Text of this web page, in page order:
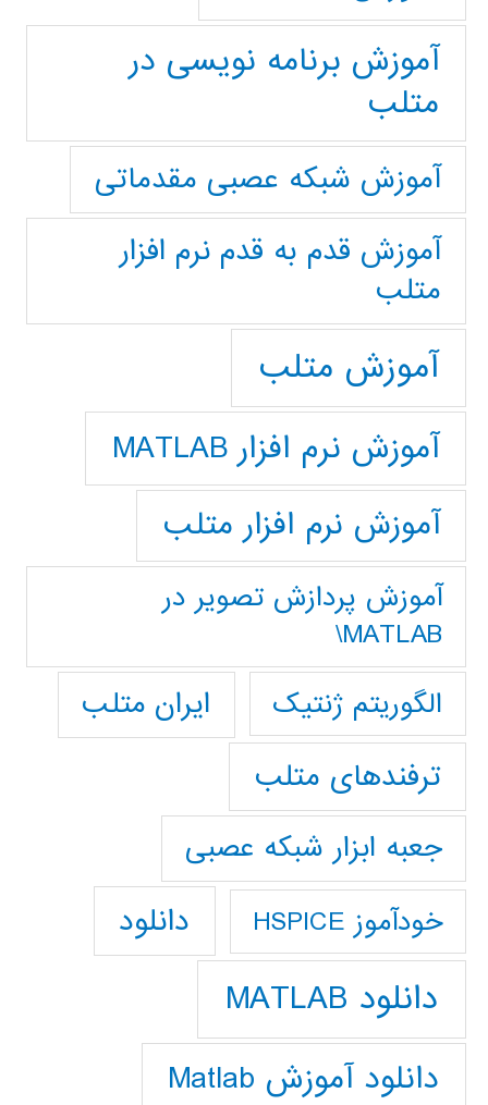
آموزش برنامه نویسی در
متلب
آموزش شبکه عصبی مقدماتی
آموزش قدم به قدم نرم افزار
متلب
آموزش متلب
آموزش نرم افزار MATLAB
آموزش نرم افزار متلب
آموزش پردازش تصوير در
MATLAB\
الگوریتم ژنتیک
ایران متلب
ترفندهای متلب
جعبه ابزار شبکه عصبی
خودآموز HSPICE دانلود
دانلود MATLAB
دانلود آموزش Matlab